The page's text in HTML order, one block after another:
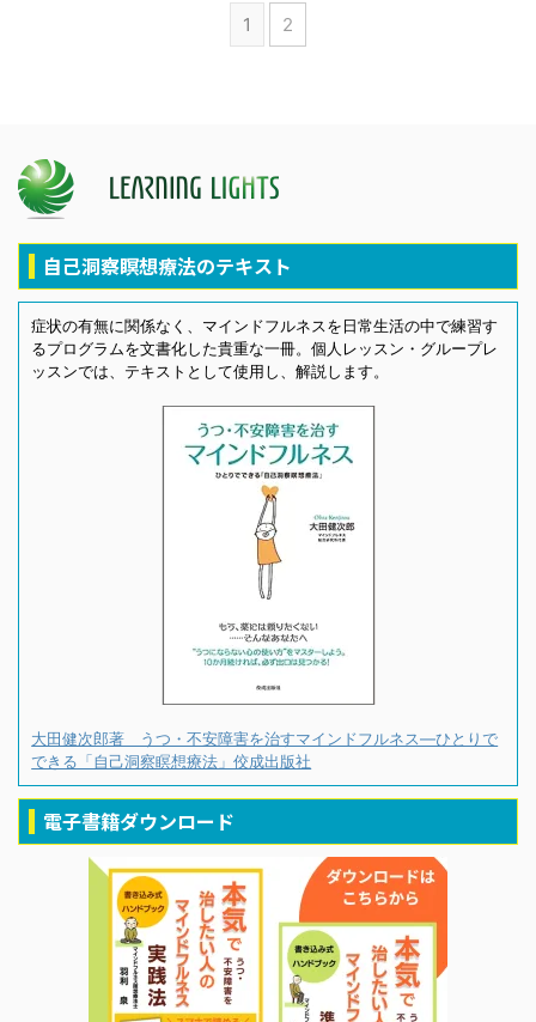
1 2
自己洞察瞑想療法のテキスト
症状の有無に関係なく、マインドフルネスを日常生活の中で練習す
るプログラムを文書化した貴重な一冊。個人レッスン・グループレ
ッスンでは、テキストとして使用し、解説します。
大田健次郎著 うつ・不安障害を治すマインドフルネス―ひとりで
できる「自己洞察瞑想療法」佼成出版社
電子書籍ダウンロード